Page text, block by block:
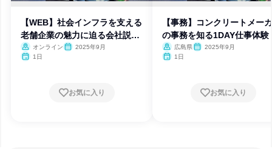
【WEB】社会インフラを支える
老舗企業の魅力に迫る会社説明
会
オンライン
2025年9月
1日
お気に入り
【事務】コンクリートメー
の事務を知る1DAY仕事体験
広島県
2025年9月
1日
お気に入り